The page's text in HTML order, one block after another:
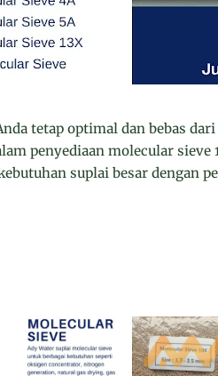
tetap optimal dan bebas
penyediaan molecular
suplai besar dengan